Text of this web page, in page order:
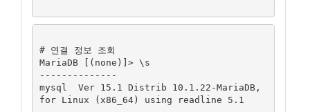
# 연결 정보 조회
MariaDB [(none)]> \s
--------------
mysql  Ver 15.1 Distrib 10.1.22-MariaDB,
for Linux (x86_64) using readline 5.1